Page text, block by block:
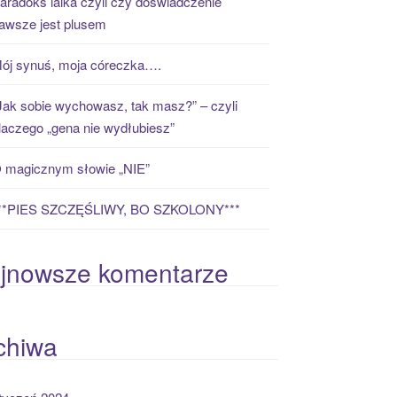
jest plusem
synuś, moja córeczka….
sobie wychowasz, tak masz?” – czyli
„gena nie wydłubiesz”
magicznym słowie „NIE”
SZCZĘŚLIWY, BO SZKOLONY***
komentarze